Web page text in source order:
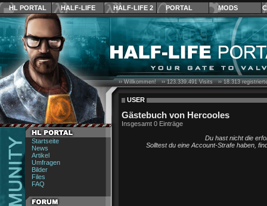
HL PORTAL HALF-LIFE HALF-LIFE 2 PORTAL MODS
Startseite
News
Artikel
Umfragen
Bilder
Files
FAQ
›› Willkommen! ››123.339.491Visits ››18.313
USER
Gästebuch von Hercooles
Insgesamt 0 Einträge
Du hast nicht die
Solltest du eine Account-Strafe haben,